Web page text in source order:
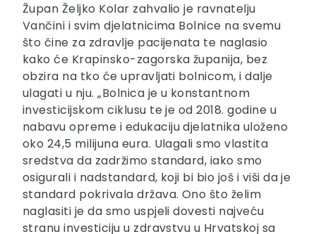
Župan Željko Kolar zahvalio je ravnatelju
Vančini i svim djelatnicima Bolnice na svemu
što čine za zdravlje pacijenata te naglasio
kako će Krapinsko-zagorska županija, bez
obzira na tko će upravljati bolnicom, i dalje
ulagati u nju. „Bolnica je u konstantnom
investicijskom ciklusu te je od 2018. godine u
nabavu opreme i edukaciju djelatnika uloženo
oko 24,5 milijuna eura. Ulagali smo vlastita
sredstva da zadržimo standard, iako smo
osigurali i nadstandard, koji bi bio još i viši da je
standard pokrivala država. Ono što želim
naglasiti je da smo uspjeli dovesti najveću
stranu investiciju u zdravstvu u Hrvatskoj sa